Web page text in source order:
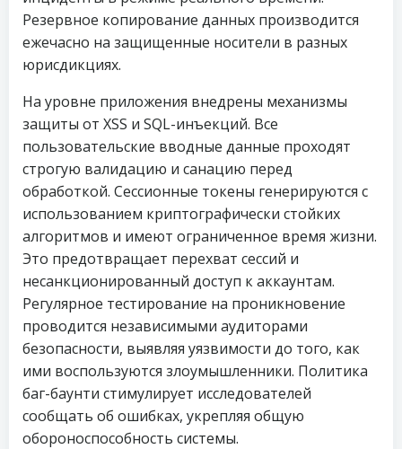
Резервное копирование данных производится
ежечасно на защищенные носители в разных
юрисдикциях.
На уровне приложения внедрены механизмы
защиты от XSS и SQL-инъекций. Все
пользовательские вводные данные проходят
строгую валидацию и санацию перед
обработкой. Сессионные токены генерируются с
использованием криптографически стойких
алгоритмов и имеют ограниченное время жизни.
Это предотвращает перехват сессий и
несанкционированный доступ к аккаунтам.
Регулярное тестирование на проникновение
проводится независимыми аудиторами
безопасности, выявляя уязвимости до того, как
ими воспользуются злоумышленники. Политика
баг-баунти стимулирует исследователей
сообщать об ошибках, укрепляя общую
обороноспособность системы.